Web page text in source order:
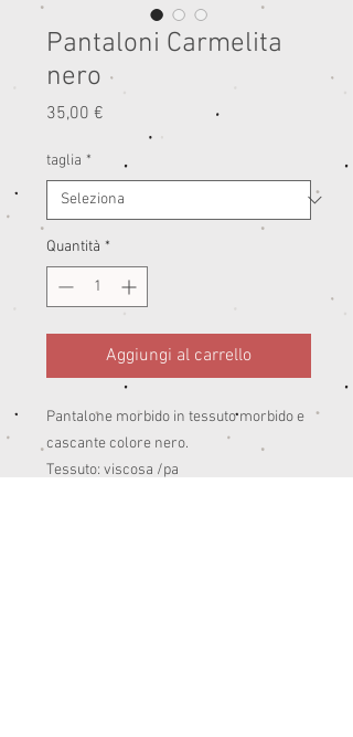
Pantaloni Carmelita
nero
35,00 €
taglia *
Quantità *
Aggiungi al carrello
Pantalone morbido in tessuto morbido e
cascante colore nero.
Tessuto: viscosa /pa